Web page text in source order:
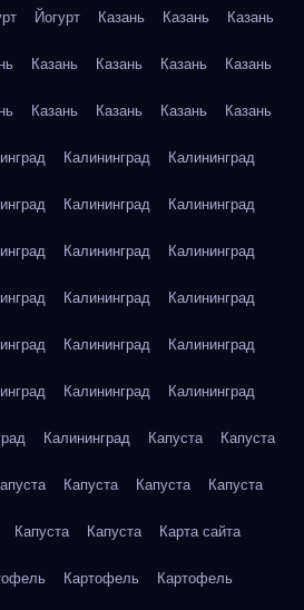
Йогурт Казань Казань Казань
Казань Казань Казань Казань
Казань Казань Казань Казань
Калининград Калининград
Калининград Калининград
Калининград Калининград
Калининград Калининград
Калининград Калининград
Калининград Калининград
Калининград Капуста Капуста
Капуста Капуста Капуста
Капуста Капуста Карта сайта
Картофель Картофель